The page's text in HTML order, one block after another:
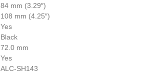
84 mm (3.29″)
108 mm (4.25″)
Yes
Black
72.0 mm
Yes
ALC-SH143